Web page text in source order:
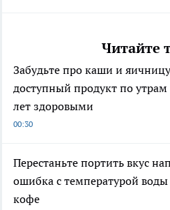
Читайте
Забудьте про каши и
доступный продукт по
лет здоровыми
00:30
Перестаньте портить вкус
ошибка с температурой
кофе